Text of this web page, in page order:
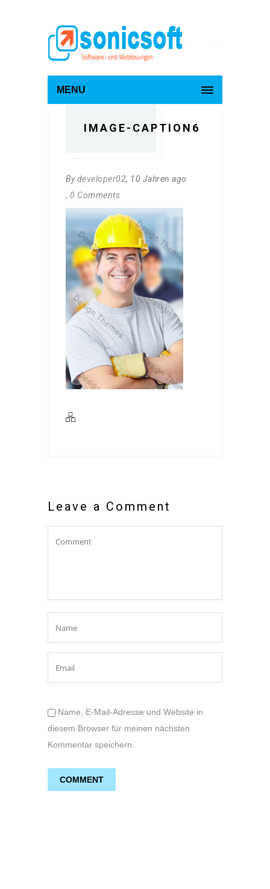
MENU
IMAGE-CAPTION6
By developer02, 10 Jahren ago
, 0 Comments
Leave a Comment
Name, E-Mail-Adresse und Website in
diesem Browser für meinen nächsten
Kommentar speichern.